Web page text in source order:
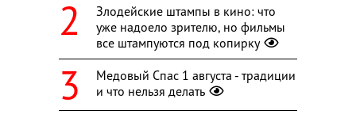
Злодейские штампы в кино: что
уже надоело зрителю, но фильмы
все штампуются под копирку
Медовый Спас 1 августа - традиции
и что нельзя делать